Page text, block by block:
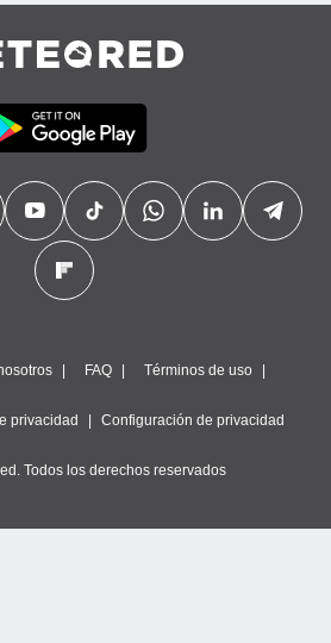
FAQ Términos de uso
privacidad Configuración de privacidad
Todos los derechos reservados